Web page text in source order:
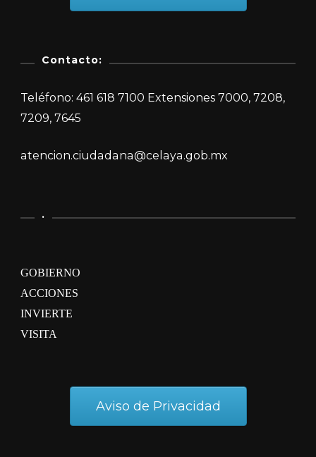
Contacto:
Teléfono: 461 618 7100 Extensiones 7000, 7208,
7209, 7645
atencion.ciudadana@celaya.gob.mx
.
GOBIERNO
ACCIONES
INVIERTE
VISITA
Aviso de Privacidad